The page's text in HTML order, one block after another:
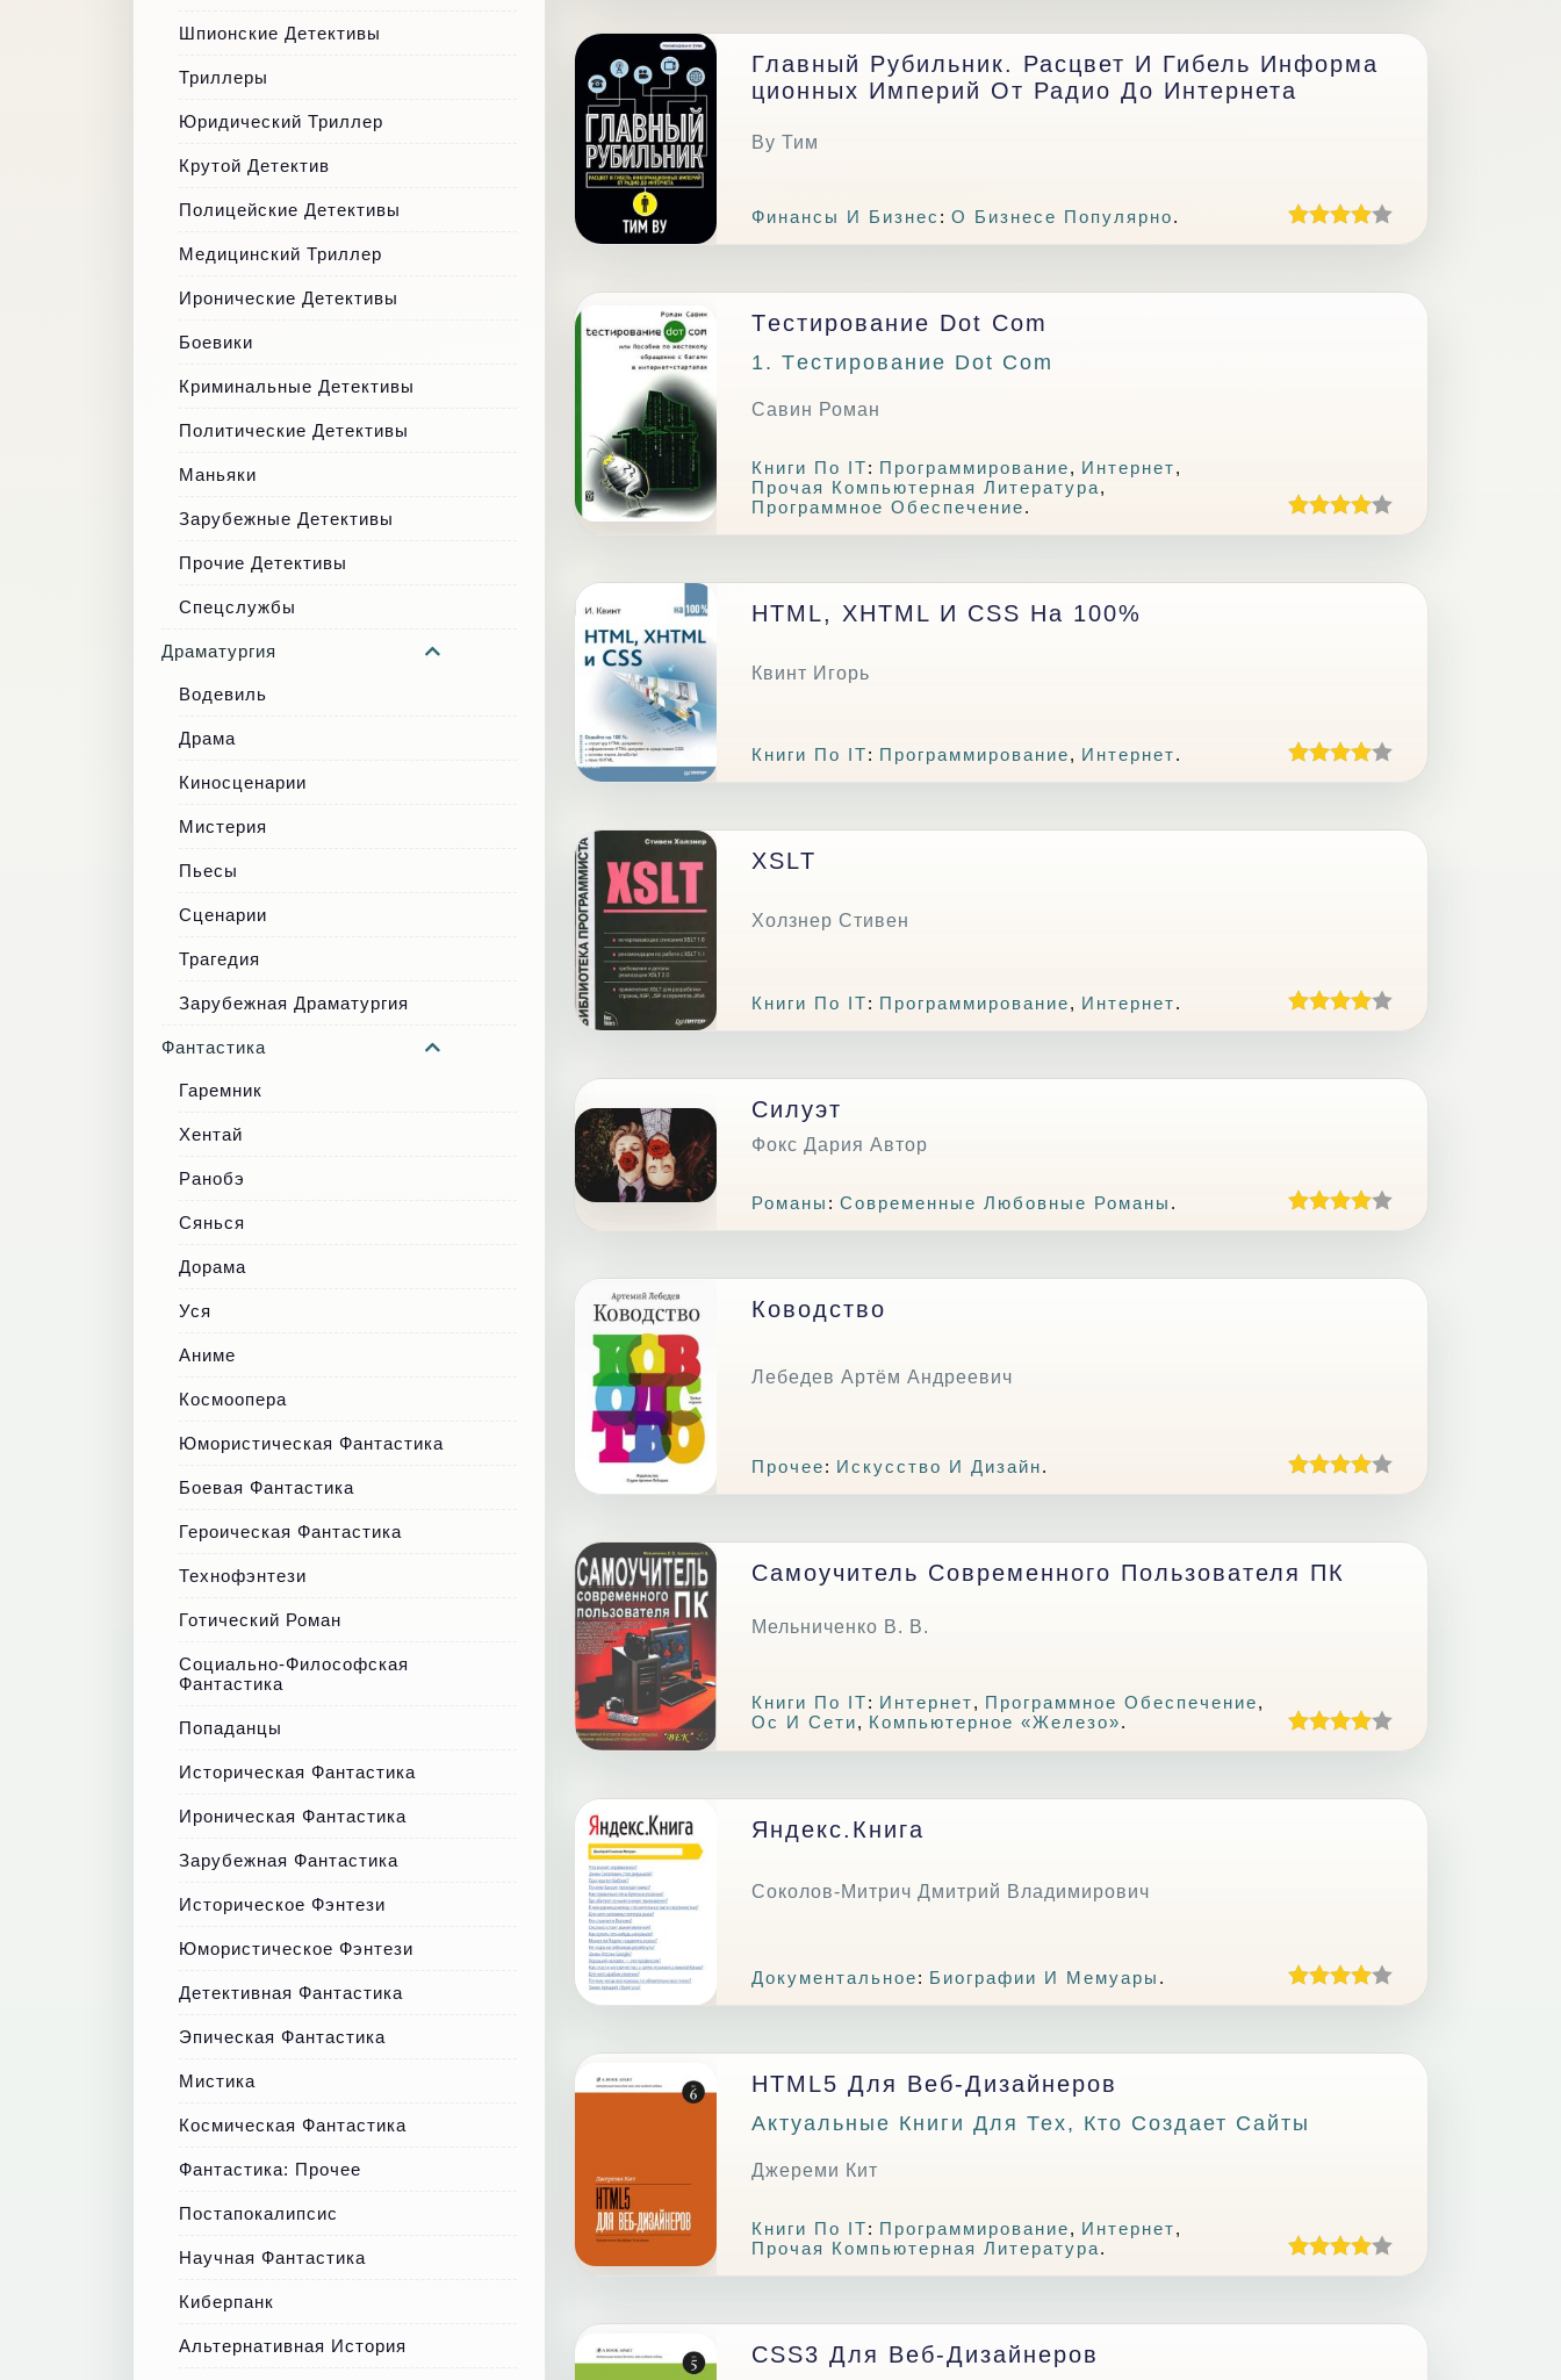
Главный Рубильник. Расцвет И Гибель Информа
Ционных Империй От Радио До Интернета
Ву Тим
Финансы И Бизнес : О Бизнесе Популярно.
Tестирование Dot Com
1. Tестирование Dot Com
Савин Роман
Книги По IT: Программирование, Интернет,
Прочая Компьютерная Литература,
Программное Обеспечение.
HTML, XHTML И CSS На 100%
Квинт Игорь
Книги По IT: Программирование, Интернет.
XSLT
Холзнер Стивен
Книги По IT: Программирование, Интернет.
Силуэт
Фокс Дария Автор
Романы : Современные Любовные Романы .
Ководство
Лебедев Артём Андреевич
Прочее: Искусство И Дизайн.
Самоучитель Современного Пользователя ПК
Мельниченко В. В.
Книги По IT: Интернет, Программное Обеспечение,
Ос И Сети, Компьютерное «железо».
Яндекс.Книга
Соколов-Митрич Дмитрий Владимирович
Документальное: Биографии И Мемуары .
HTML5 Для Веб-Дизайнеров
Актуальные Книги Для Тех, Кто Создает Сайты
Джереми Кит
Книги По IT: Программирование, Интернет,
Прочая Компьютерная Литература.
CSS3 Для Веб-Дизайнеров
Шпионские Детективы
Триллеры
Юридический Триллер
Крутой Детектив
Полицейские Детективы
Медицинский Триллер
Иронические Детективы
Боевики
Криминальные Детективы
Политические Детективы
Маньяки
Зарубежные Детективы
Прочие Детективы
Спецслужбы
Драматургия
Водевиль
Драма
Киносценарии
Мистерия
Пьесы
Сценарии
Трагедия
Зарубежная Драматургия
Фантастика
Гаремник
Хентай
Ранобэ
Сянься
Дорама
Уся
Аниме
Космоопера
Юмористическая Фантастика
Боевая Фантастика
Героическая Фантастика
Технофэнтези
Готический Роман
Социально-Философская
Фантастика
Попаданцы
Историческая Фантастика
Ироническая Фантастика
Зарубежная Фантастика
Историческое Фэнтези
Юмористическое Фэнтези
Детективная Фантастика
Эпическая Фантастика
Мистика
Космическая Фантастика
Фантастика: Прочее
Постапокалипсис
Научная Фантастика
Киберпанк
Альтернативная История